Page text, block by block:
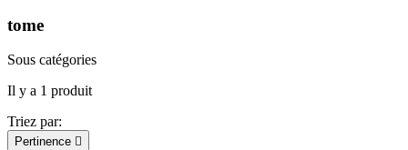
tome
Sous catégories
Il y a 1 produit
Triez par:
Pertinence 